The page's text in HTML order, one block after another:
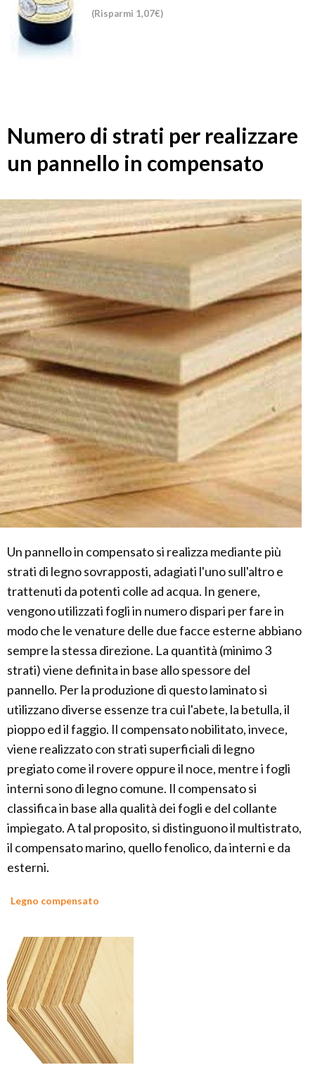
(Risparmi 1,07€)
Numero di strati per realizzare
un pannello in compensato
Un pannello in compensato si realizza mediante più
strati di legno sovrapposti, adagiati l'uno sull'altro e
trattenuti da potenti colle ad acqua. In genere,
vengono utilizzati fogli in numero dispari per fare in
modo che le venature delle due facce esterne abbiano
sempre la stessa direzione. La quantità (minimo 3
strati) viene definita in base allo spessore del
pannello. Per la produzione di questo laminato si
utilizzano diverse essenze tra cui l'abete, la betulla, il
pioppo ed il faggio. Il compensato nobilitato, invece,
viene realizzato con strati superficiali di legno
pregiato come il rovere oppure il noce, mentre i fogli
interni sono di legno comune. Il compensato si
classifica in base alla qualità dei fogli e del collante
impiegato. A tal proposito, si distinguono il multistrato,
il compensato marino, quello fenolico, da interni e da
esterni.
Legno compensato